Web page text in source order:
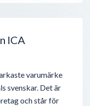
ICA
varumärke
svenskar. Det är
och står för